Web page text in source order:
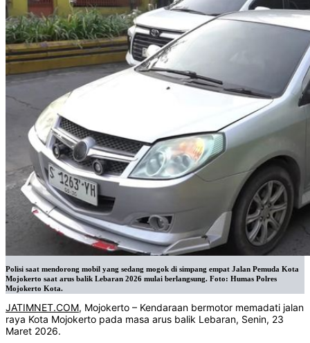
Polisi saat mendorong mobil yang sedang mogok di simpang empat Jalan Pemuda Kota
Mojokerto saat arus balik Lebaran 2026 mulai berlangsung. Foto: Humas Polres
Mojokerto Kota.
JATIMNET.COM, Mojokerto – Kendaraan bermotor memadati jalan
raya Kota Mojokerto pada masa arus balik Lebaran, Senin, 23
Maret 2026.